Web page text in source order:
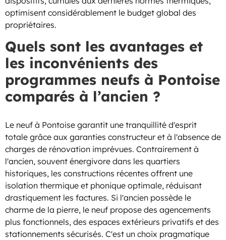
optimisent considérablement le budget global des
propriétaires.
Quels sont les avantages et
les inconvénients des
programmes neufs à Pontoise
comparés à l’ancien ?
Le neuf à Pontoise garantit une tranquillité d'esprit
totale grâce aux garanties constructeur et à l'absence de
charges de rénovation imprévues. Contrairement à
l'ancien, souvent énergivore dans les quartiers
historiques, les constructions récentes offrent une
isolation thermique et phonique optimale, réduisant
drastiquement les factures. Si l'ancien possède le
charme de la pierre, le neuf propose des agencements
plus fonctionnels, des espaces extérieurs privatifs et des
stationnements sécurisés. C'est un choix pragmatique